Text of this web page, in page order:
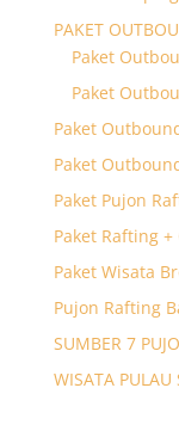
PAKET
Paket
Paket
Paket
Paket
Paket Pujon
Paket Rafting
Paket Wisata
Pujon Rafting
SUMBER 7
WISATA